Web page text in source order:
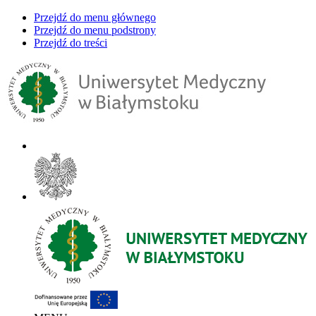
Przejdź do menu głównego
Przejdź do menu podstrony
Przejdź do treści